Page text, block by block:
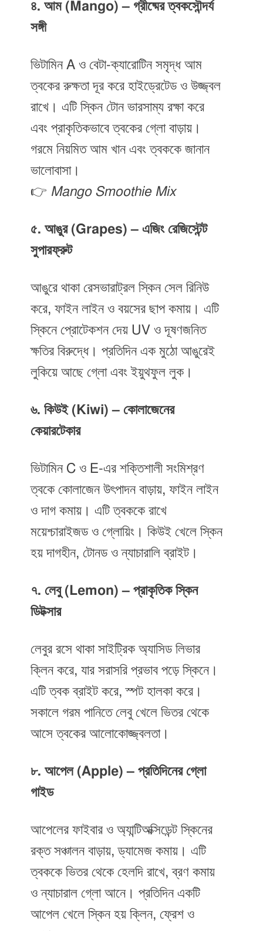
৪. আম (Mango) – গ্রীষ্মের ত্বকসৌন্দর্য
সঙ্গী
ভিটামিন A ও বেটা-ক্যারোটিন সমৃদ্ধ আম
ত্বকের রুক্ষতা দূর করে হাইড্রেটেড ও উজ্জ্বল
রাখে। এটি স্কিন টোন ভারসাম্য রক্ষা করে
এবং প্রাকৃতিকভাবে ত্বকের গ্লো বাড়ায়।
গরমে নিয়মিত আম খান এবং ত্বককে জানান
ভালোবাসা।
👉 Mango Smoothie Mix
৫. আঙুর (Grapes) – এজিং রেজিস্টেন্ট
সুপারফ্রুট
আঙুরে থাকা রেসভারাট্রল স্কিন সেল রিনিউ
করে, ফাইন লাইন ও বয়সের ছাপ কমায়। এটি
স্কিনে প্রোটেকশন দেয় UV ও দূষণজনিত
ক্ষতির বিরুদ্ধে। প্রতিদিন এক মুঠো আঙুরেই
লুকিয়ে আছে গ্লো এবং ইয়ুথফুল লুক।
৬. কিউই (Kiwi) – কোলাজেনের
কেয়ারটেকার
ভিটামিন C ও E-এর শক্তিশালী সংমিশ্রণ
ত্বকে কোলাজেন উৎপাদন বাড়ায়, ফাইন লাইন
ও দাগ কমায়। এটি ত্বককে রাখে
ময়েশ্চারাইজড ও গ্লোয়িং। কিউই খেলে স্কিন
হয় দাগহীন, টোনড ও ন্যাচারালি ব্রাইট।
৭. লেবু (Lemon) – প্রাকৃতিক স্কিন
ডিটক্সার
লেবুর রসে থাকা সাইট্রিক অ্যাসিড লিভার
ক্লিন করে, যার সরাসরি প্রভাব পড়ে স্কিনে।
এটি ত্বক ব্রাইট করে, স্পট হালকা করে।
সকালে গরম পানিতে লেবু খেলে ভিতর থেকে
আসে ত্বকের আলোকোজ্জ্বলতা।
৮. আপেল (Apple) – প্রতিদিনের গ্লো
গাইড
আপেলের ফাইবার ও অ্যান্টিঅক্সিডেন্ট স্কিনের
রক্ত সঞ্চালন বাড়ায়, ড্যামেজ কমায়। এটি
ত্বককে ভিতর থেকে হেলদি রাখে, ব্রণ কমায়
ও ন্যাচারাল গ্লো আনে। প্রতিদিন একটি
আপেল খেলে স্কিন হয় ক্লিন, ফ্রেশ ও